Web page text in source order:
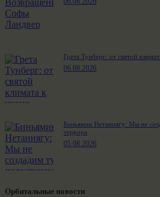
Грета Тунберг: от святой
06.08.2026
Биньямин Нетаниягу: Мы не
террора
05.08.2026
Орбитальные новости